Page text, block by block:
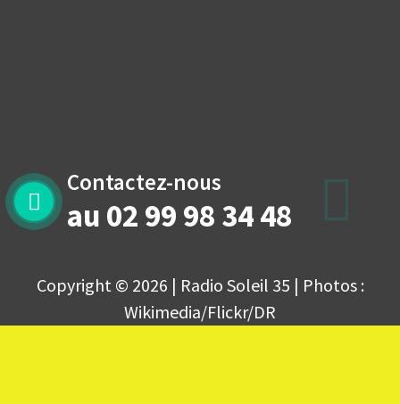
Contactez-nous
au 02 99 98 34 48
Copyright © 2026 | Radio Soleil 35 | Photos :
Wikimedia/Flickr/DR